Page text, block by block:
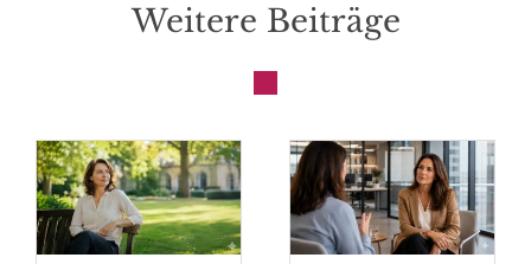
Weitere Beiträge